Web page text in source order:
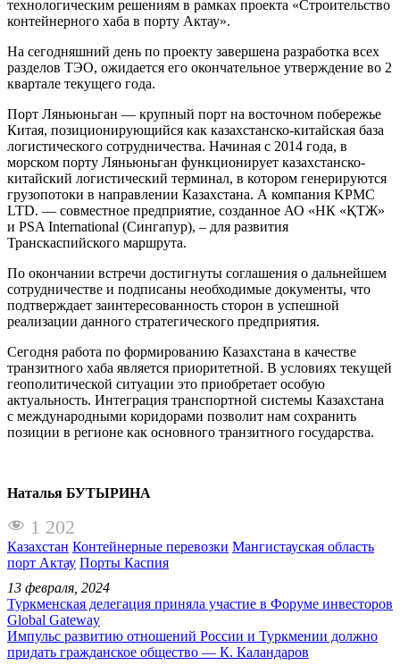
технологическим решениям в рамках проекта «Строительство
контейнерного хаба в порту Актау».
На сегодняшний день по проекту завершена разработка всех
разделов ТЭО, ожидается его окончательное утверждение во 2
квартале текущего года.
Порт Ляньюньган — крупный порт на восточном побережье
Китая, позиционирующийся как казахстанско-китайская база
логистического сотрудничества. Начиная с 2014 года, в
морском порту Ляньюньган функционирует казахстанско-
китайский логистический терминал, в котором генерируются
грузопотоки в направлении Казахстана. А компания KPMC
LTD. — совместное предприятие, созданное АО «НК «ҚТЖ»
и PSA International (Сингапур), – для развития
Транскаспийского маршрута.
По окончании встречи достигнуты соглашения о дальнейшем
сотрудничестве и подписаны необходимые документы, что
подтверждает заинтересованность сторон в успешной
реализации данного стратегического предприятия.
Сегодня работа по формированию Казахстана в качестве
транзитного хаба является приоритетной. В условиях текущей
геополитической ситуации это приобретает особую
актуальность. Интеграция транспортной системы Казахстана
с международными коридорами позволит нам сохранить
позиции в регионе как основного транзитного государства.
Наталья БУТЫРИНА
1 202
Казахстан Контейнерные перевозки Мангистауская область
порт Актау Порты Каспия
13 февраля, 2024
Туркменская делегация приняла участие в Форуме инвесторов
Global Gateway
Импульс развитию отношений России и Туркмении должно
придать гражданское общество — К. Каландаров